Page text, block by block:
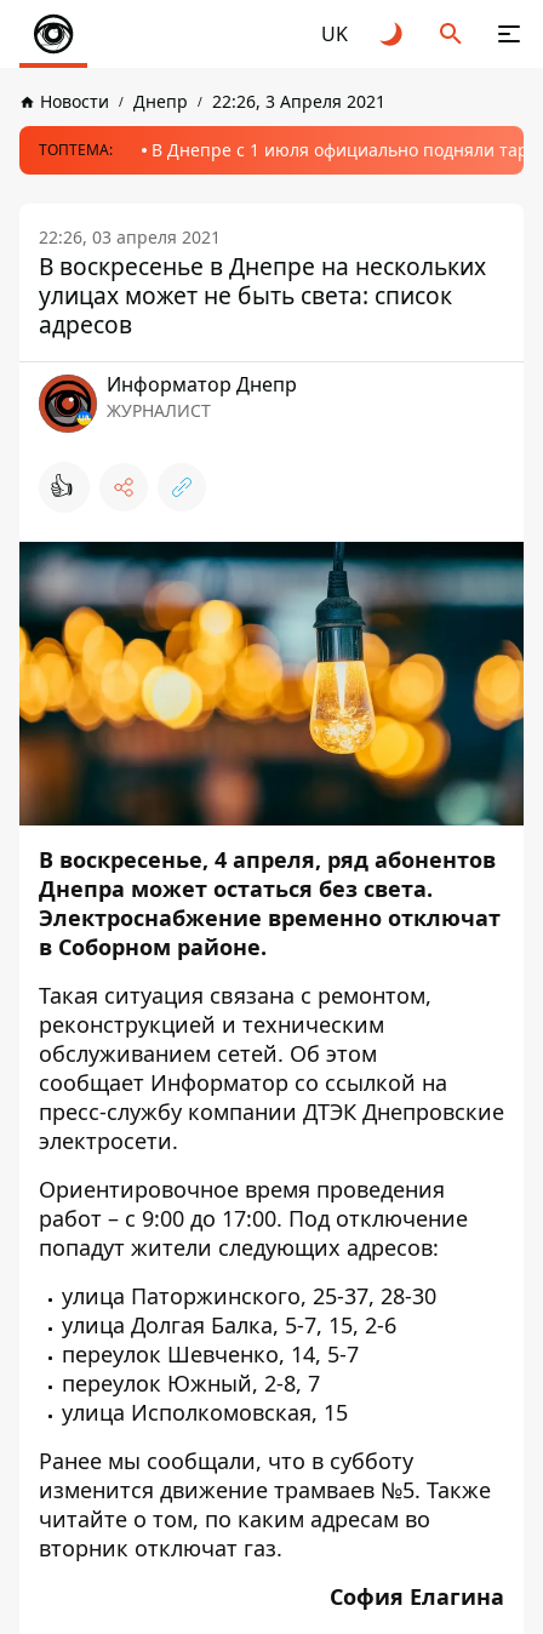
UK
Новости Днепр 22:26, 3 Апреля 2021
ТОПТЕМА: В Днепре с 1 июля официально подняли
22:26, 03 апреля 2021
В воскресенье в Днепре на нескольких
улицах может не быть света: список
адресов
Информатор Днепр
ЖУРНАЛИСТ
👍
В воскресенье, 4 апреля, ряд абонентов
Днепра может остаться без света.
Электроснабжение временно отключат
в Соборном районе.
Такая ситуация связана с ремонтом,
реконструкцией и техническим
обслуживанием сетей. Об этом
сообщает Информатор со ссылкой на
пресс-службу компании ДТЭК Днепровские
электросети.
Ориентировочное время проведения
работ – с 9:00 до 17:00. Под отключение
попадут жители следующих адресов:
улица Паторжинского, 25-37, 28-30
улица Долгая Балка, 5-7, 15, 2-6
переулок Шевченко, 14, 5-7
переулок Южный, 2-8, 7
улица Исполкомовская, 15
Ранее мы сообщали, что в субботу
изменится движение трамваев №5. Также
читайте о том, по каким адресам во
вторник отключат газ.
София Елагина